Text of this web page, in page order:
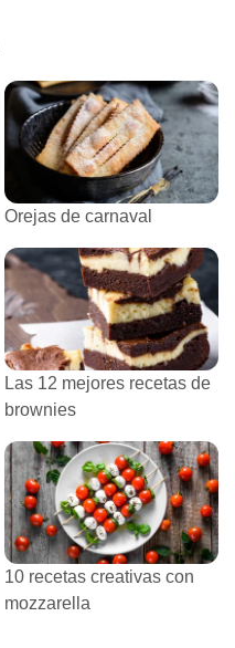
Orejas de carnaval
Las 12 mejores recetas de
brownies
10 recetas creativas con
mozzarella